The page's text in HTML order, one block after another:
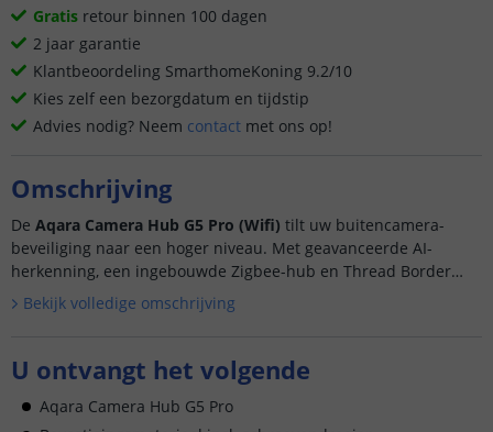
Gratis retour binnen 100 dagen
2 jaar garantie
Klantbeoordeling SmarthomeKoning 9.2/10
Kies zelf een bezorgdatum en tijdstip
Advies nodig? Neem contact met ons op!
Omschrijving
De Aqara Camera Hub G5 Pro (Wifi) tilt uw buitencamera-
beveiliging naar een hoger niveau. Met geavanceerde AI-
herkenning, een ingebouwde Zigbee-hub en Thread Border
Router is deze camera het middelpunt van uw smart home....
Bekijk volledige omschrijving
U ontvangt het volgende
Aqara Camera Hub G5 Pro